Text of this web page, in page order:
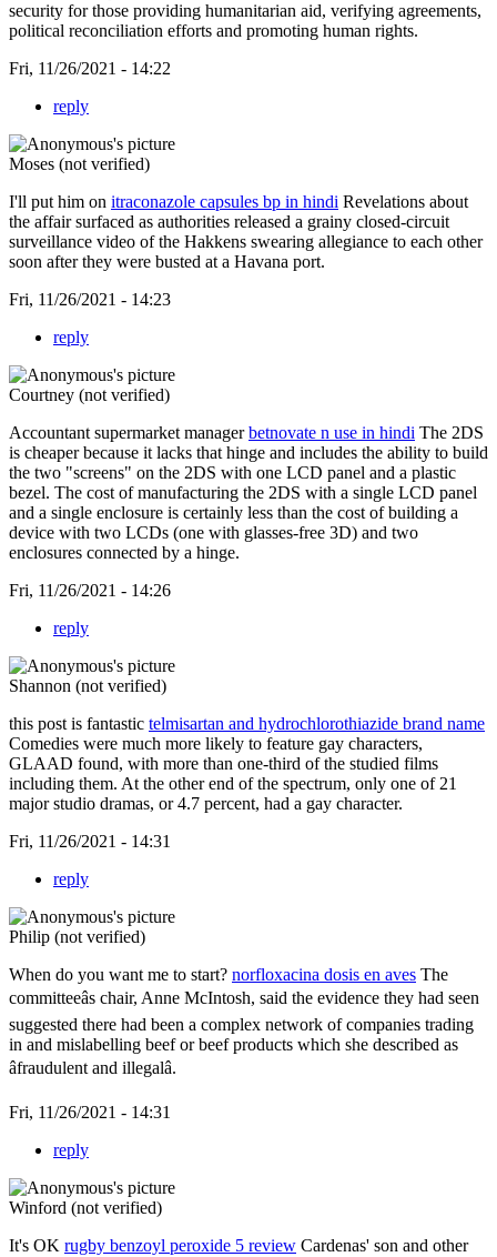
security for those providing humanitarian aid, verifying agreements,
political reconciliation efforts and promoting human rights.
Fri, 11/26/2021 - 14:22
reply
Moses (not verified)
I'll put him on itraconazole capsules bp in hindi Revelations about
the affair surfaced as authorities released a grainy closed-circuit
surveillance video of the Hakkens swearing allegiance to each other
soon after they were busted at a Havana port.
Fri, 11/26/2021 - 14:23
reply
Courtney (not verified)
Accountant supermarket managerbetnovate n use in hindi The 2DS
is cheaper because it lacks that hinge and includes the ability to build
the two "screens" on the 2DS with one LCD panel and a plastic
bezel. The cost of manufacturing the 2DS with a single LCD panel
and a single enclosure is certainly less than the cost of building a
device with two LCDs (one with glasses-free 3D) and two
enclosures connected by a hinge.
Fri, 11/26/2021 - 14:26
reply
Shannon (not verified)
this post is fantastic telmisartan and hydrochlorothiazide brand name
Comedies were much more likely to feature gay characters,
GLAAD found, with more than one-third of the studied films
including them. At the other end of the spectrum, only one of 21
major studio dramas, or 4.7 percent, had a gay character.
Fri, 11/26/2021 - 14:31
reply
Philip (not verified)
When do you want me to start? norfloxacina dosis en aves The
committeeâs chair, Anne McIntosh, said the evidence they had seen
suggested there had been a complex network of companies trading
in and mislabelling beef or beef products which she described as
âfraudulent and illegalâ.
Fri, 11/26/2021 - 14:31
reply
Winford (not verified)
It's OK rugby benzoyl peroxide 5 review Cardenas' son and other